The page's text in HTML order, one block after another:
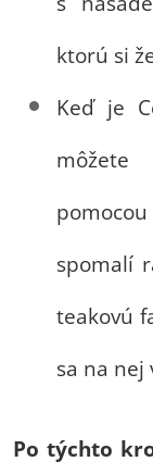
ktorú si
Keď je
spomalí
teakovú
sa na nej
Po týchto